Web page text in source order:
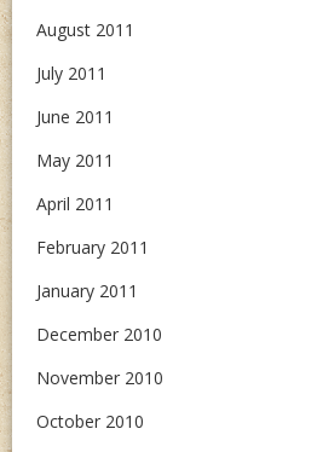
August 2011
July 2011
June 2011
May 2011
April 2011
February 2011
January 2011
December 2010
November 2010
October 2010